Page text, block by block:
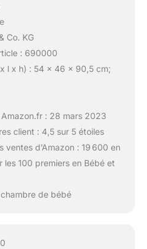
Co. KG
: 690000
l x h) : 54 x 46 x 90,5 cm;
: 28 mars 2023
client : 4,5 sur 5 étoiles
ventes d’Amazon : 19 600 en
les 100 premiers en Bébé et
de bébé